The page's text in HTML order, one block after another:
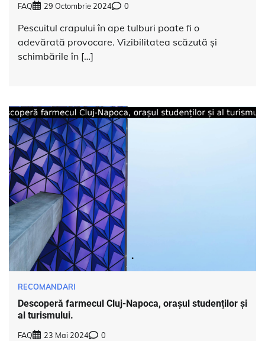
FAQ 29 Octombrie 2024 0
Pescuitul crapului în ape tulburi poate fi o
adevărată provocare. Vizibilitatea scăzută și
schimbările în […]
RECOMANDARI
Descoperă farmecul Cluj-Napoca, orașul studenților și
al turismului.
FAQ 23 Mai 2024 0